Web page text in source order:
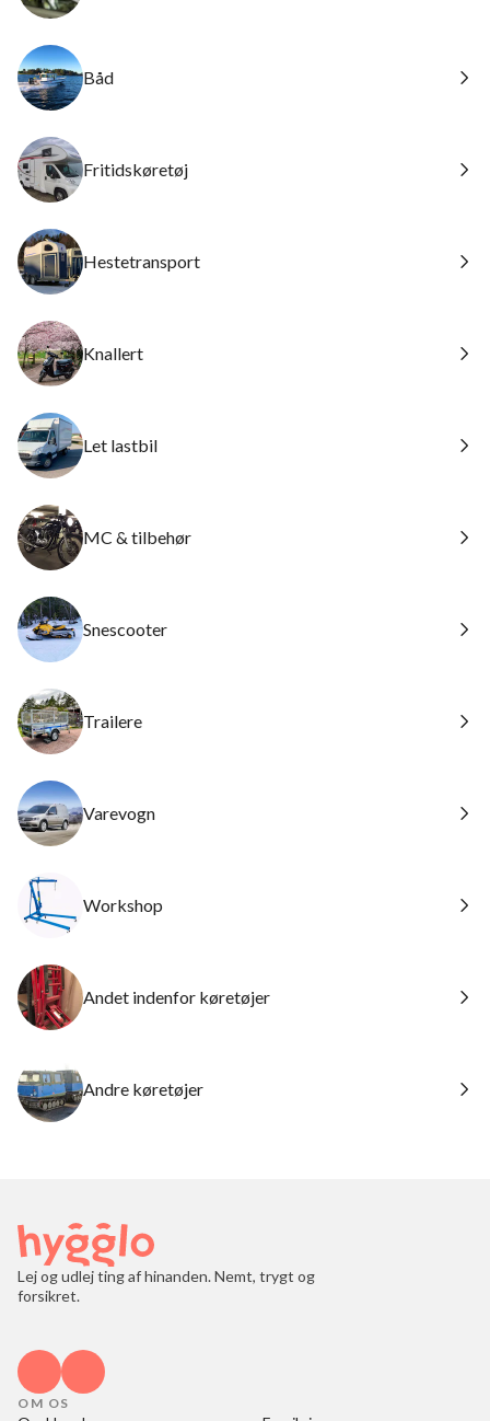
Båd
Fritidskøretøj
Hestetransport
Knallert
Let lastbil
MC & tilbehør
Snescooter
Trailere
Varevogn
Workshop
Andet indenfor køretøjer
Andre køretøjer
Lej og udlej ting af hinanden. Nemt, trygt og
forsikret.
OM OS